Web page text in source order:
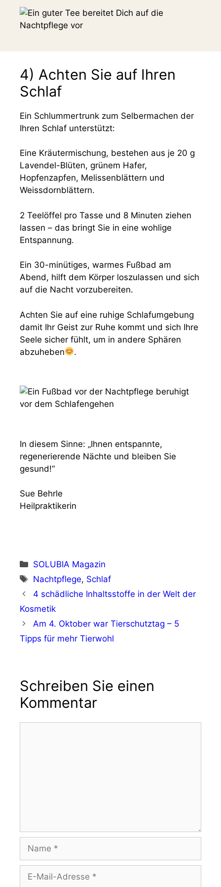
4) Achten Sie auf Ihren
Schlaf
Ein Schlummertrunk zum Selbermachen der
Ihren Schlaf unterstützt:
Eine Kräutermischung, bestehen aus je 20 g
Lavendel-Blüten, grünem Hafer,
Hopfenzapfen, Melissenblättern und
Weissdornblättern.
2 Teelöffel pro Tasse und 8 Minuten ziehen
lassen – das bringt Sie in eine wohlige
Entspannung.
Ein 30-minütiges, warmes Fußbad am
Abend, hilft dem Körper loszulassen und sich
auf die Nacht vorzubereiten.
Achten Sie auf eine ruhige Schlafumgebung
damit Ihr Geist zur Ruhe kommt und sich Ihre
Seele sicher fühlt, um in andere Sphären
abzuheben
.
In diesem Sinne: „Ihnen entspannte,
regenerierende Nächte und bleiben Sie
gesund!“
Sue Behrle
Heilpraktikerin
Kategorien
SOLUBIA Magazin
Schlagwörter
Nachtpflege, Schlaf
4 schädliche Inhaltsstoffe in der Welt der
Kosmetik
Am 4. Oktober war Tierschutztag – 5
Tipps für mehr Tierwohl
Schreiben Sie einen
Kommentar
Mail-